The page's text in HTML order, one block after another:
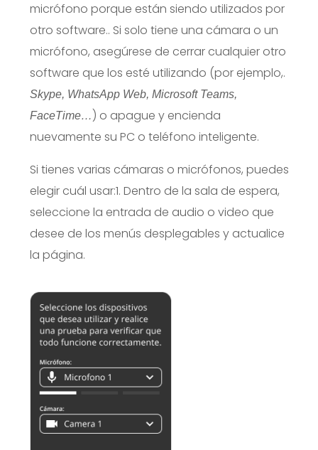
micrófono porque están siendo utilizados por
otro software.. Si solo tiene una cámara o un
micrófono, asegúrese de cerrar cualquier otro
software que los esté utilizando (por ejemplo,.
Skype, WhatsApp Web, Microsoft Teams,
FaceTime…) o apague y encienda
nuevamente su PC o teléfono inteligente.
Si tienes varias cámaras o micrófonos, puedes
elegir cuál usar:1. Dentro de la sala de espera,
seleccione la entrada de audio o video que
desee de los menús desplegables y actualice
la página.